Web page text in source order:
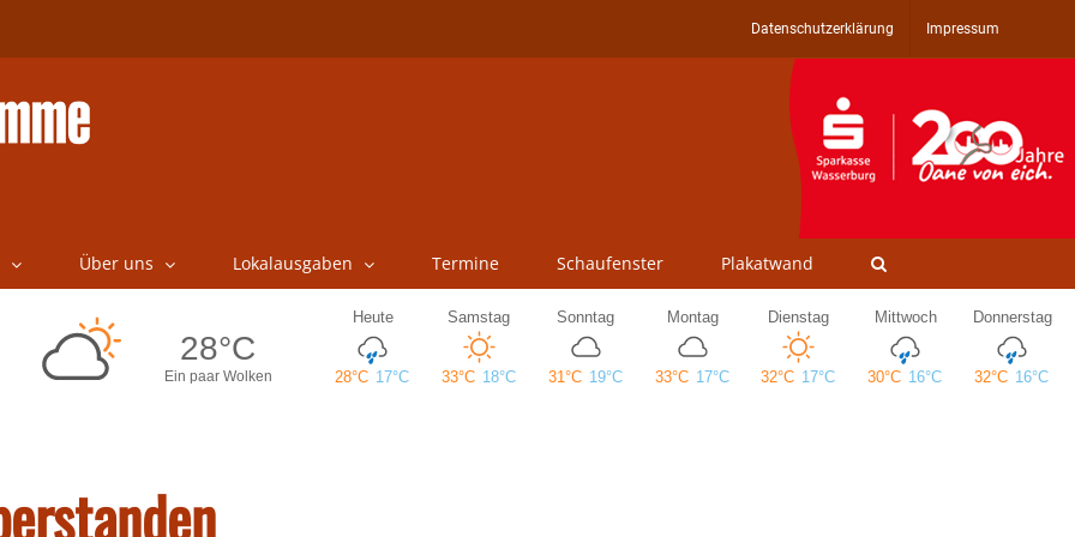
Datenschutzerklärung Impressum
Über uns Lokalausgaben Termine Schaufenster Plakatwand